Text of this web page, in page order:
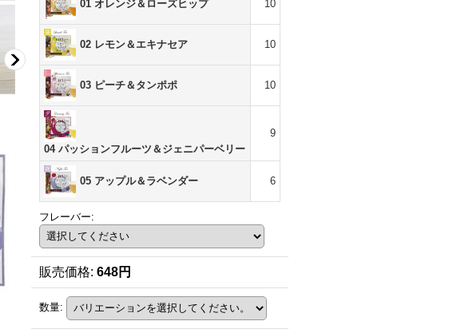
01 オレンジ＆ローズヒップ 10
02 レモン＆エキナセア 10
03 ピーチ＆タンポポ 10
04 パッションフルーツ＆ジェニパーベリー
9
05 アップル＆ラベンダー 6
フレーバー:
販売価格: 648円
数量: